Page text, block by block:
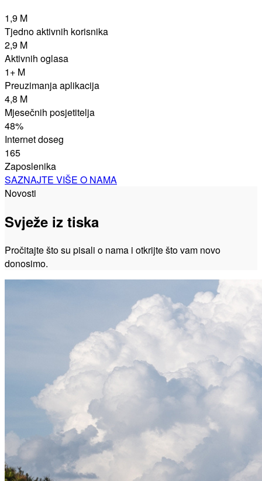
1,9 M
Tjedno aktivnih korisnika
2,9 M
Aktivnih oglasa
1+ M
Preuzimanja aplikacija
4,8 M
Mjesečnih posjetitelja
48%
Internet doseg
165
Zaposlenika
SAZNAJTE VIŠE O NAMA
Novosti
Svježe iz tiska
Pročitajte što su pisali o nama i otkrijte što vam novo
donosimo.